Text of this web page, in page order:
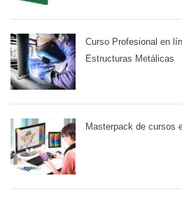
Curso Profesional en
Estructuras Metálicas
Masterpack de cursos